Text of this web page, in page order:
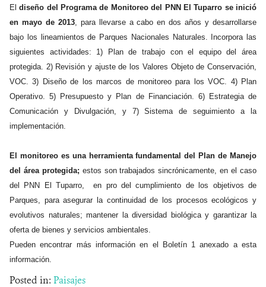
Eldiseño del Programa de Monitoreo del PNN El Tuparro se inició
en mayo de 2013, para llevarse a cabo en dos años y desarrollarse
bajo los lineamientos de Parques Nacionales Naturales. Incorpora las
siguientes actividades: 1) Plan de trabajo con el equipo del área
protegida. 2) Revisión y ajuste de los Valores Objeto de Conservación,
VOC. 3) Diseño de los marcos de monitoreo para los VOC. 4) Plan
Operativo. 5) Presupuesto y Plan de Financiación. 6) Estrategia de
Comunicación y Divulgación, y 7) Sistema de seguimiento a la
implementación.
El monitoreo es una herramienta fundamental del Plan de Manejo
del área protegida; estos son trabajados sincrónicamente, en el caso
del PNN El Tuparro, en pro del cumplimiento de los objetivos de
Parques, para asegurar la continuidad de los procesos ecológicos y
evolutivos naturales; mantener la diversidad biológica y garantizar la
oferta de bienes y servicios ambientales.
Pueden encontrar más información en el Boletín 1 anexado a esta
información.
Posted in: Paisajes